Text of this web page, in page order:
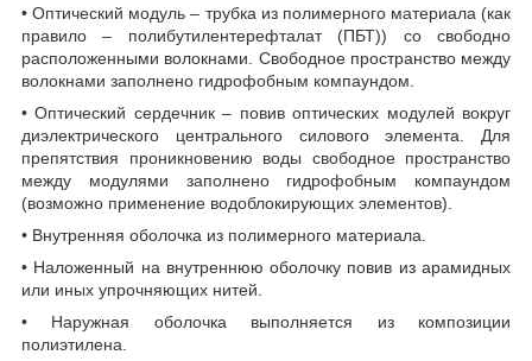
• Оптический модуль – трубка из полимерного материала (как
правило – полибутилентерефталат (ПБТ)) со свободно
расположенными волокнами. Свободное пространство между
волокнами заполнено гидрофобным компаундом.
• Оптический сердечник – повив оптических модулей вокруг
диэлектрического центрального силового элемента. Для
препятствия проникновению воды свободное пространство
между модулями заполнено гидрофобным компаундом
(возможно применение водоблокирующих элементов).
• Внутренняя оболочка из полимерного материала.
• Наложенный на внутреннюю оболочку повив из арамидных
или иных упрочняющих нитей.
• Наружная оболочка выполняется из композиции
полиэтилена.